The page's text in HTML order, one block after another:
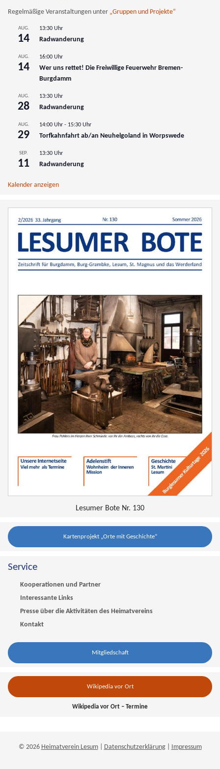
Regelmäßige Veranstaltungen unter „Gruppen und Projekte“
AUG.
14
13:30 Uhr
Radwanderung
AUG.
14
16:00 Uhr
Wer uns rettet! Die Freiwillige Feuerwehr Bremen-
Burgdamm
AUG.
28
13:30 Uhr
Radwanderung
AUG.
29
14:00 Uhr - 15:30 Uhr
Torfkahnfahrt ab/an Neuhelgoland in Worpswede
SEP.
11
13:30 Uhr
Radwanderung
Kalender anzeigen
Lesumer Bote Nr. 130
Kartenprojekt „Orte mit Geschichte“
Service
Kooperationen und Partner
Interessante Links
Presse über die Aktivitäten des Heimatvereins
Kontakt
Mitgliedschaft
Wikipedia vor Ort
Wikipedia vor Ort – Termine
© 2026 Heimatverein Lesum| Datenschutzerklärung| Impressum